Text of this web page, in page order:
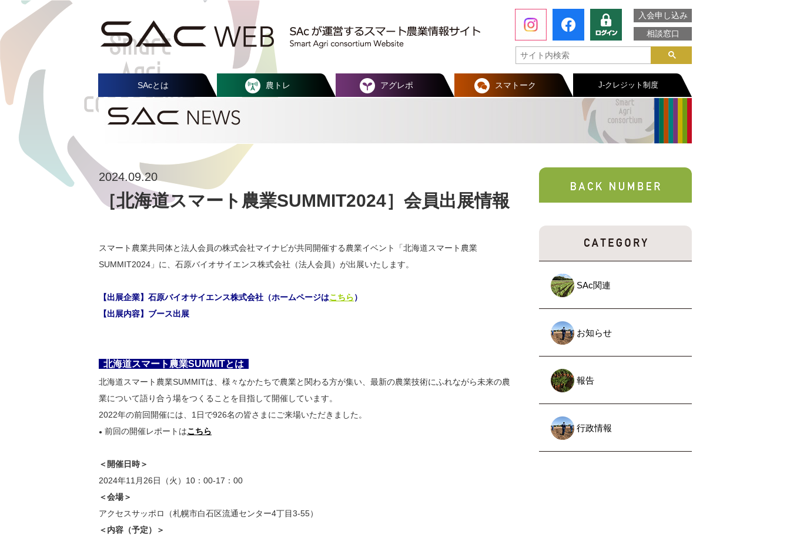
入会申し込み
相談窓口
SAcとは 農トレ アグレポ スマトーク J-クレジット制度
SAc関連
お知らせ
報告
行政情報
2024.09.20
［北海道スマート農業SUMMIT2024］会員出展情報
スマート農業共同体と法人会員の株式会社マイナビが共同開催する農業イベント「北海道スマート農業
SUMMIT2024」に、石原バイオサイエンス株式会社（法人会員）が出展いたします。
【出展企業】石原バイオサイエンス株式会社 （ホームページはこちら）
【出展内容】ブース出展
北海道スマート農業SUMMITとは
北海道スマート農業SUMMITは、様々なかたちで農業と関わる方が集い、最新の農業技術にふれながら未来の農
業について語り合う場をつくることを目指して開催しています。
2022年の前回開催には、1日で926名の皆さまにご来場いただきました。
● 前回の開催レポートはこちら
＜開催日時＞
2024年11月26日（火）10：00-17：00
＜会場＞
アクセスサッポロ（札幌市白石区流通センター4丁目3-55）
＜内容（予定）＞